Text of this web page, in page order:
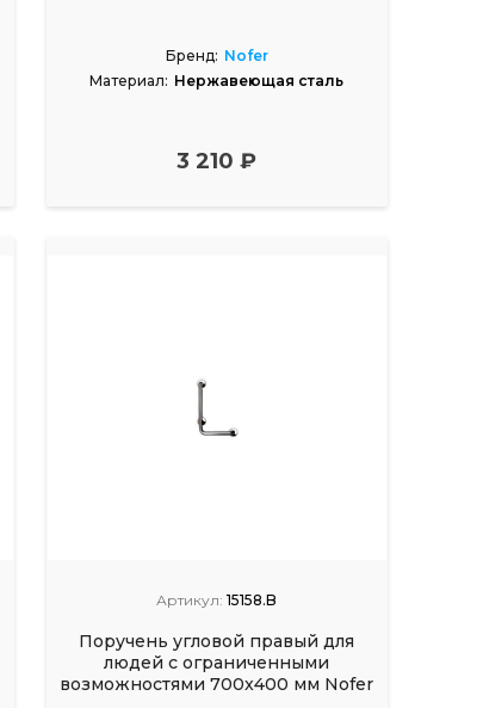
Бренд: Nofer
Материал: Нержавеющая сталь
3 210 ₽
Артикул: 15158.B
Поручень угловой правый для
людей с ограниченными
возможностями 700x400 мм Nofer